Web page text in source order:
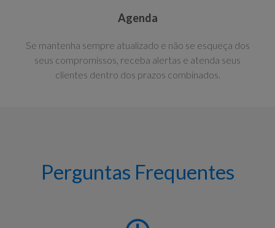
Agenda
Se mantenha sempre atualizado e não se esqueça dos
seus compromissos, receba alertas e atenda seus
clientes dentro dos prazos combinados.
Perguntas Frequentes